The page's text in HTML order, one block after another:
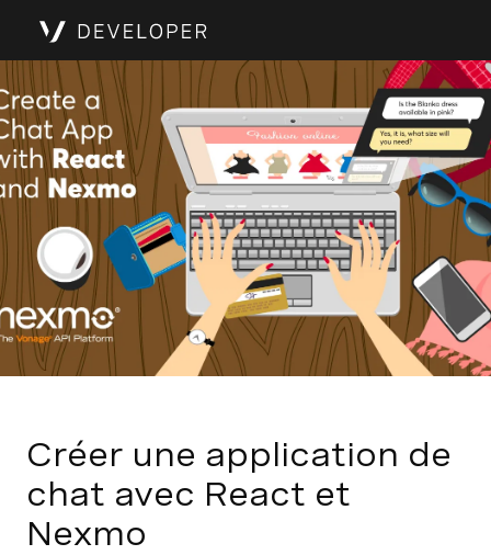
Créer une application de
chat avec React et
Nexmo